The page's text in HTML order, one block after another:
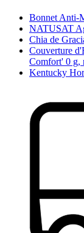
Bonnet Anti-
NATUSAT
Chia de
Couverture
Comfort' 0 g,
Kentucky